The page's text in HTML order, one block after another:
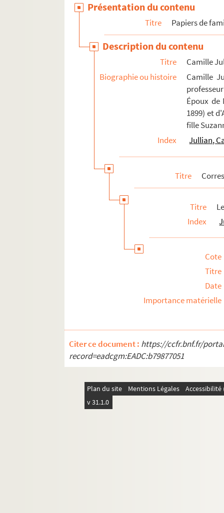
Présentation du contenu
Titre Papiers de
Description du contenu
Titre
Camille
Biographie ou histoire
Camille
Époux de
1899) et
fille
Index
Jullian,
Titre
Titre
Index
Cote
Titre
Date
Importance matérielle
Citer ce document : https://ccfr.bnf.fr/
record=eadcgm:EADC:b79877051
Plan du site Mentions Légales
v 31.1.0